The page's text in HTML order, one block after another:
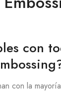
con
con la